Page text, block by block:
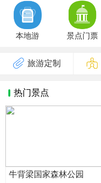
本地游 景点门票
旅游定制
热门景点
牛背梁国家森林公园